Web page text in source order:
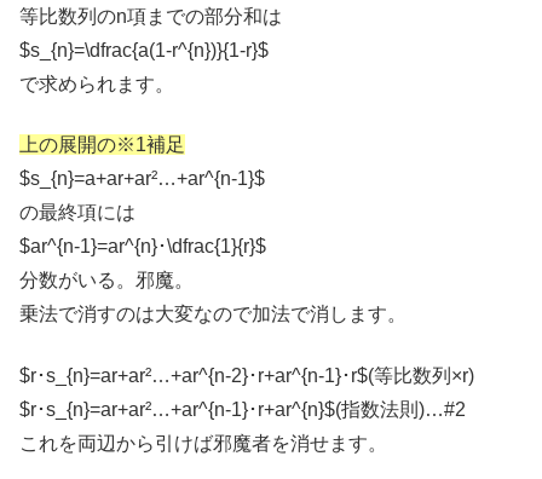
等比数列のn項までの部分和は
$s_{n}=\dfrac{a(1-r^{n})}{1-r}$
で求められます。
上の展開の※1補足
$s_{n}=a+ar+ar²…+ar^{n-1}$
の最終項には
$ar^{n-1}=ar^{n}･\dfrac{1}{r}$
分数がいる。邪魔。
乗法で消すのは大変なので加法で消します。
$r･s_{n}=ar+ar²…+ar^{n-2}･r+ar^{n-1}･r$(等比数列×r)
$r･s_{n}=ar+ar²…+ar^{n-1}･r+ar^{n}$(指数法則)…#2
これを両辺から引けば邪魔者を消せます。